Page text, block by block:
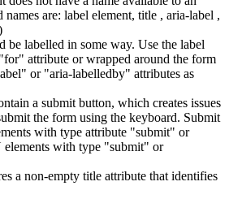
are: label element, title , aria-label ,
be labelled in some way. Use the label
attribute or wrapped around the form
or "aria-labelledby" attributes as
a submit button, which creates issues
the form using the keyboard. Submit
with type attribute "submit" or
with type "submit" or
a non-empty title attribute that identifies